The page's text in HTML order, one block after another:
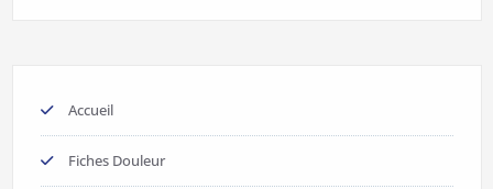
Accueil
Fiches Douleur